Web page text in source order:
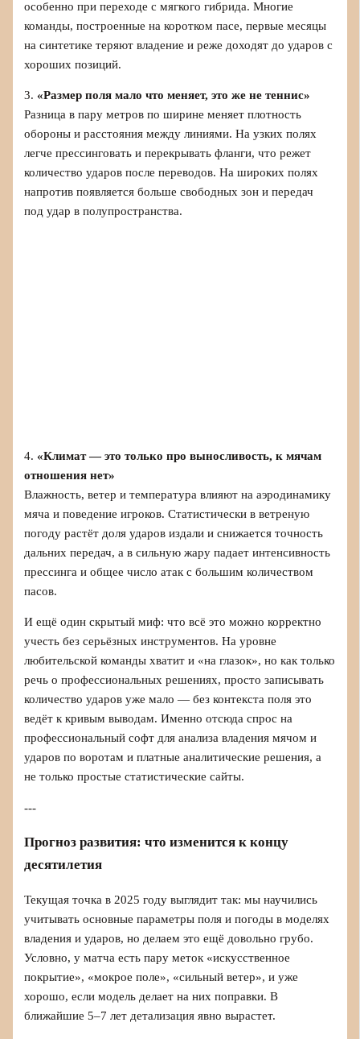
особенно при переходе с мягкого гибрида. Многие
команды, построенные на коротком пасе, первые месяцы
на синтетике теряют владение и реже доходят до ударов с
хороших позиций.
3.«Размер поля мало что меняет, это же не теннис»
Разница в пару метров по ширине меняет плотность
обороны и расстояния между линиями. На узких полях
легче прессинговать и перекрывать фланги, что режет
количество ударов после переводов. На широких полях
напротив появляется больше свободных зон и передач
под удар в полупространства.
4.«Климат — это только про выносливость, к мячам
отношения нет»
Влажность, ветер и температура влияют на аэродинамику
мяча и поведение игроков. Статистически в ветреную
погоду растёт доля ударов издали и снижается точность
дальних передач, а в сильную жару падает интенсивность
прессинга и общее число атак с большим количеством
пасов.
И ещё один скрытый миф: что всё это можно корректно
учесть без серьёзных инструментов. На уровне
любительской команды хватит и «на глазок», но как только
речь о профессиональных решениях, просто записывать
количество ударов уже мало — без контекста поля это
ведёт к кривым выводам. Именно отсюда спрос на
профессиональный софт для анализа владения мячом и
ударов по воротам и платные аналитические решения, а
не только простые статистические сайты.
---
Прогноз развития: что изменится к концу
десятилетия
Текущая точка в 2025 году выглядит так: мы научились
учитывать основные параметры поля и погоды в моделях
владения и ударов, но делаем это ещё довольно грубо.
Условно, у матча есть пару меток «искусственное
покрытие», «мокрое поле», «сильный ветер», и уже
хорошо, если модель делает на них поправки. В
ближайшие 5–7 лет детализация явно вырастет.